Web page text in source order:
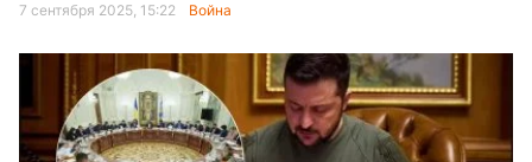
7 сентября 2025, 15:22 Война